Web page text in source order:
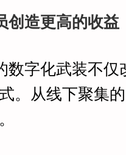
造更高的收益
字化武装不仅
。从线下聚集